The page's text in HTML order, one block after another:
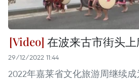
在波来古市街头
29/12/2022 11:44
2022年嘉莱省文化旅游周继续